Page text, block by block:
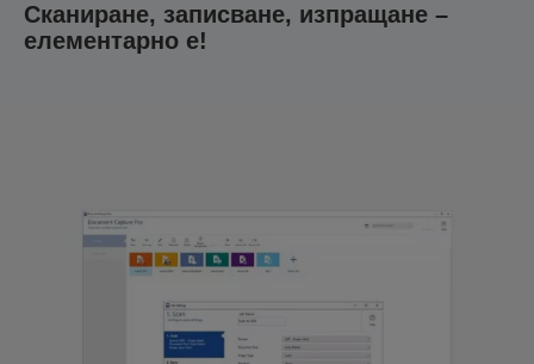
Сканиране, записване, изпращане –
елементарно е!